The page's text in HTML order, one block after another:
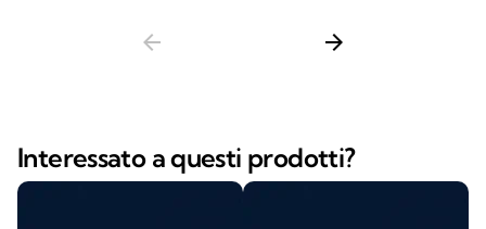
arrow_back arrow_forward
Interessato a questi prodotti?